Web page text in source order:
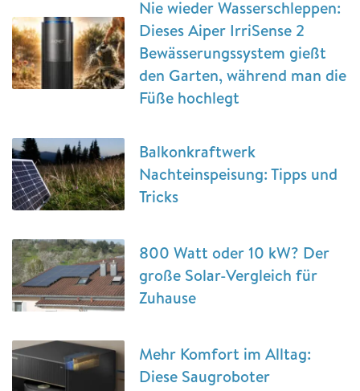
Nie wieder Wasserschleppen:
Dieses Aiper IrriSense 2
Bewässerungssystem gießt
den Garten, während man die
Füße hochlegt
Balkonkraftwerk
Nachteinspeisung: Tipps und
Tricks
800 Watt oder 10 kW? Der
große Solar-Vergleich für
Zuhause
Mehr Komfort im Alltag:
Diese Saugroboter